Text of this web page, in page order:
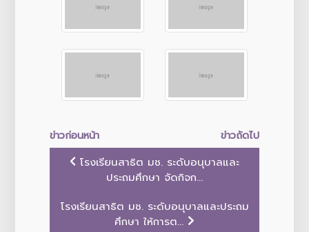
ข่าวก่อนหน้า
ข่าวถัดไป
โรงเรียนสาธิต มช. ระดับอนุบาลและ
ประถมศึกษา จัดกิจก...
โรงเรียนสาธิต มช. ระดับอนุบาลและประถม
ศึกษา ให้การต...